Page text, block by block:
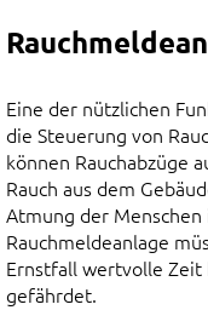
Eine der nützlichen
die Steuerung von
können Rauchabzüge
Rauch aus dem
Atmung der
Rauchmeldeanlage
Ernstfall wertvolle
gefährdet.